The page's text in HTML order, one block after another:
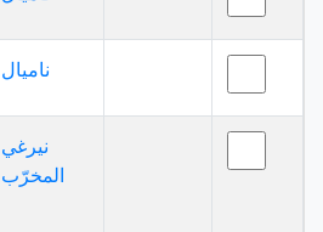
ناميال
نيرغي
المخرّب